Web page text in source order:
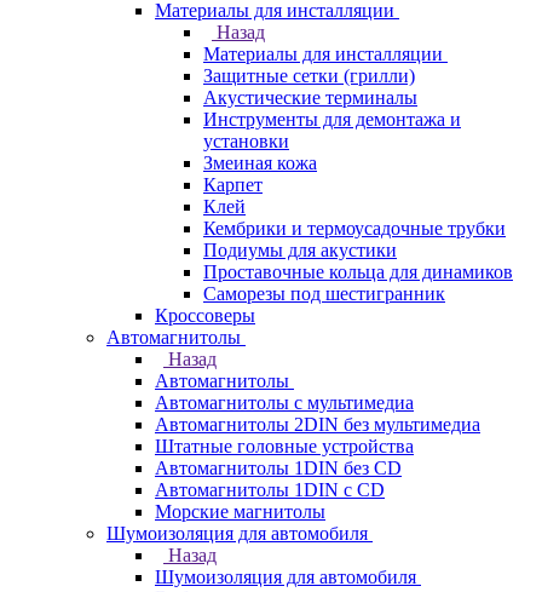
Материалы для инсталляции
Назад
Материалы для инсталляции
Защитные сетки (грилли)
Акустические терминалы
Инструменты для демонтажа и
установки
Змеиная кожа
Карпет
Клей
Кембрики и термоусадочные трубки
Подиумы для акустики
Проставочные кольца для динамиков
Саморезы под шестигранник
Кроссоверы
Автомагнитолы
Назад
Автомагнитолы
Автомагнитолы с мультимедиа
Автомагнитолы 2DIN без мультимедиа
Штатные головные устройства
Автомагнитолы 1DIN без CD
Автомагнитолы 1DIN с CD
Морские магнитолы
Шумоизоляция для автомобиля
Назад
Шумоизоляция для автомобиля